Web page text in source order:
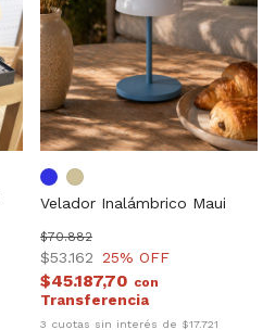
Velador Inalámbrico Maui
$53.162
$70.882
25% OFF
$45.187,70 con
3 cuotas sin interés de $17.721